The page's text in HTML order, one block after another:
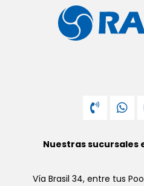
Nuestras sucursales
Vía Brasil 34, entre tus